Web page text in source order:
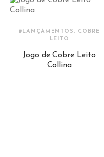
#LANÇAMENTOS, COBRE
LEITO
Jogo de Cobre Leito
Collina